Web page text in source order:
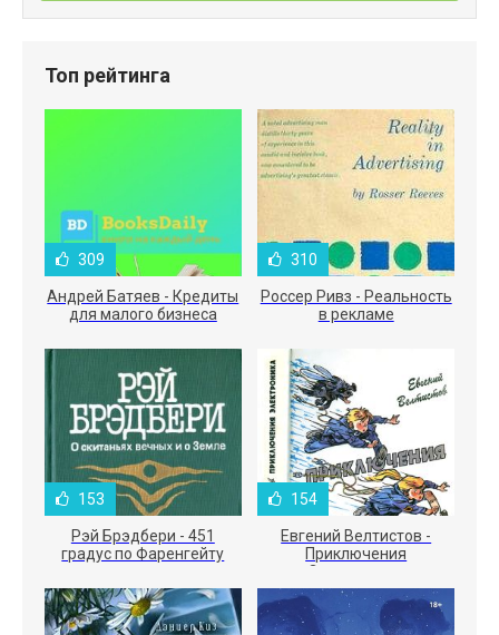
Топ рейтинга
309
Андрей Батяев - Кредиты
для малого бизнеса
310
Россер Ривз - Реальность
в рекламе
153
Рэй Брэдбери - 451
градус по Фаренгейту
154
Евгений Велтистов -
Приключения
Электроника